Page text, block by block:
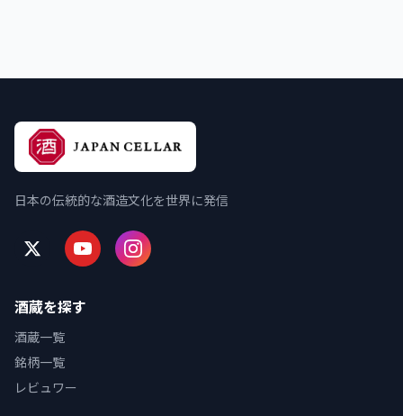
日本の伝統的な酒造文化を世界に発信
酒蔵を探す
酒蔵一覧
銘柄一覧
レビュワー